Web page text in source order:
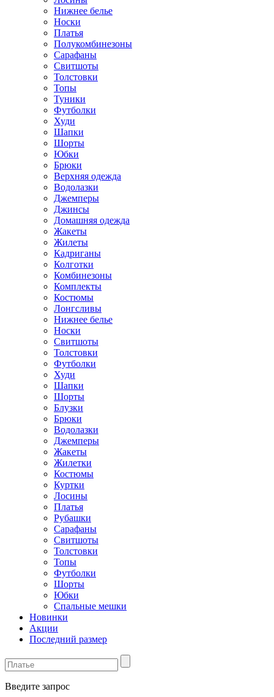
Нижнее белье
Носки
Платья
Полукомбинезоны
Сарафаны
Свитшоты
Толстовки
Топы
Туники
Футболки
Худи
Шапки
Шорты
Юбки
Брюки
Верхняя одежда
Водолазки
Джемперы
Джинсы
Домашняя одежда
Жакеты
Жилеты
Кадриганы
Колготки
Комбинезоны
Комплекты
Костюмы
Лонгсливы
Нижнее белье
Носки
Свитшоты
Толстовки
Футболки
Худи
Шапки
Шорты
Блузки
Брюки
Водолазки
Джемперы
Жакеты
Жилетки
Костюмы
Куртки
Лосины
Платья
Рубашки
Сарафаны
Свитшоты
Толстовки
Топы
Футболки
Шорты
Юбки
Спальные мешки
Новинки
Акции
Последний размер
Введите запрос